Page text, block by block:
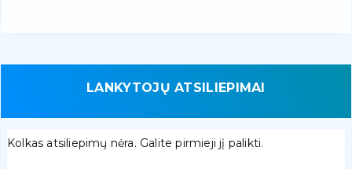
LANKYTOJŲ ATSILIEPIMAI
Kolkas atsiliepimų nėra. Galite pirmieji jį palikti.